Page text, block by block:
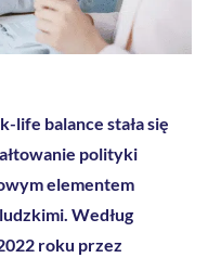
life balance stała się
polityki
elementem
Według
roku przez